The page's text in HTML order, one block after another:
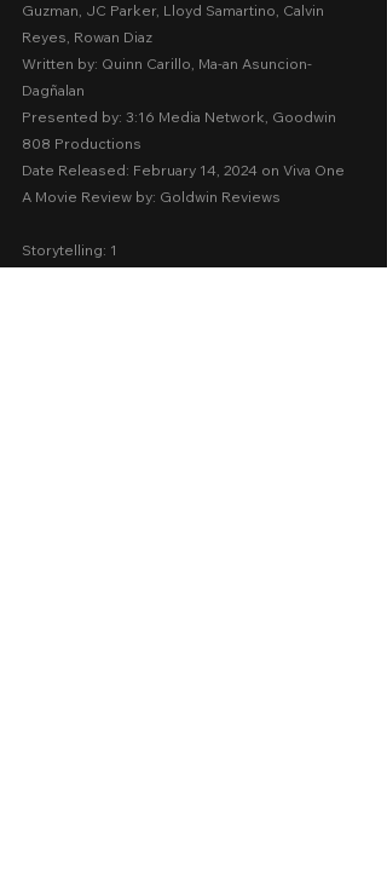
Guzman, JC Parker, Lloyd Samartino, Calvin
Reyes, Rowan Diaz
Written by: Quinn Carillo, Ma-an Asuncion-
Dagñalan
Presented by: 3:16 Media Network, Goodwin
808 Productions
Date Released: February 14, 2024 on Viva One
A Movie Review by: Goldwin Reviews
Storytelling: 1